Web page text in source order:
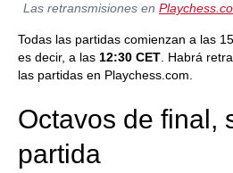
Las retransmisiones en
Todas las partidas comienzan a las
es decir, a las 12:30 CET . Habrá
las partidas en Playchess.com.
Octavos de final,
partida